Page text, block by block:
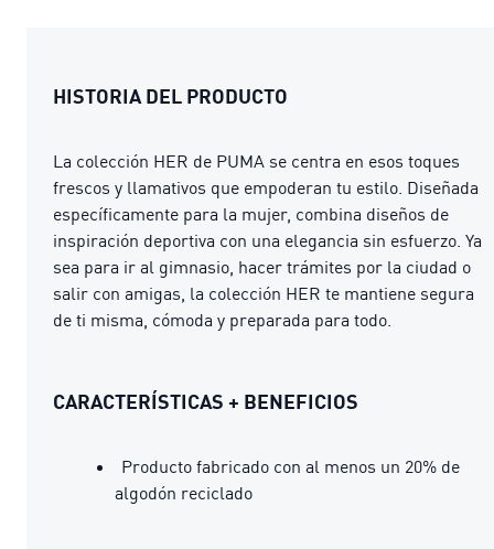
HISTORIA DEL PRODUCTO
La colección HER de PUMA se centra en esos toques
frescos y llamativos que empoderan tu estilo. Diseñada
específicamente para la mujer, combina diseños de
inspiración deportiva con una elegancia sin esfuerzo. Ya
sea para ir al gimnasio, hacer trámites por la ciudad o
salir con amigas, la colección HER te mantiene segura
de ti misma, cómoda y preparada para todo.
CARACTERÍSTICAS + BENEFICIOS
Producto fabricado con al menos un 20% de
algodón reciclado